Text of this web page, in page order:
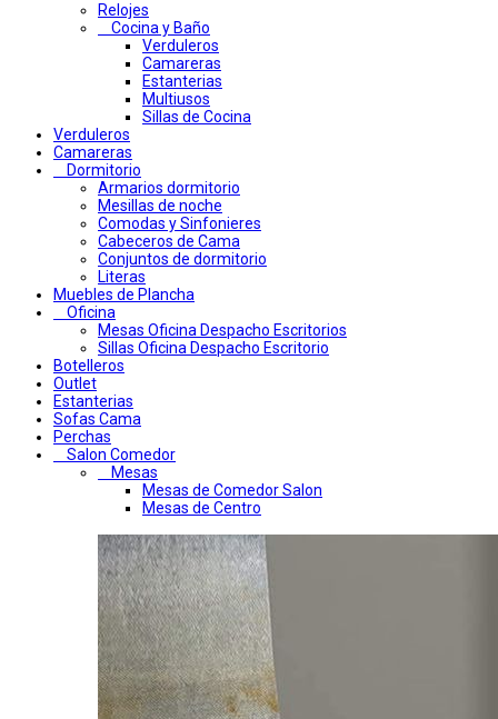
Relojes
Cocina y Baño
Verduleros
Camareras
Estanterias
Multiusos
Sillas de Cocina
Verduleros
Camareras
Dormitorio
Armarios dormitorio
Mesillas de noche
Comodas y Sinfonieres
Cabeceros de Cama
Conjuntos de dormitorio
Literas
Muebles de Plancha
Oficina
Mesas Oficina Despacho Escritorios
Sillas Oficina Despacho Escritorio
Botelleros
Outlet
Estanterias
Sofas Cama
Perchas
Salon Comedor
Mesas
Mesas de Comedor Salon
Mesas de Centro